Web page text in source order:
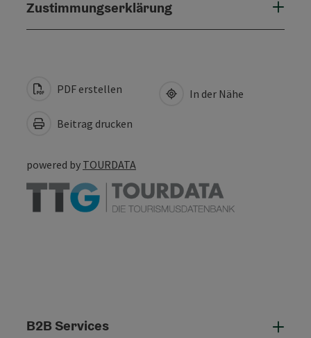
Zustimmungserklärung
PDF erstellen
Beitrag drucken
In der Nähe
powered by TOURDATA
B2B Services